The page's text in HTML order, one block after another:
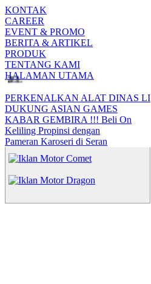
KONTAK
CAREER
EVENT & PROMO
BERITA & ARTIKEL
PRODUK
TENTANG KAMI
HALAMAN UTAMA
PERKENALKAN ALAT DINAS LI
DUKUNG ASIAN GAMES
KABAR GEMBIRA !!! Beli On
Keliling Propinsi dengan
Pameran Karoseri di Seran